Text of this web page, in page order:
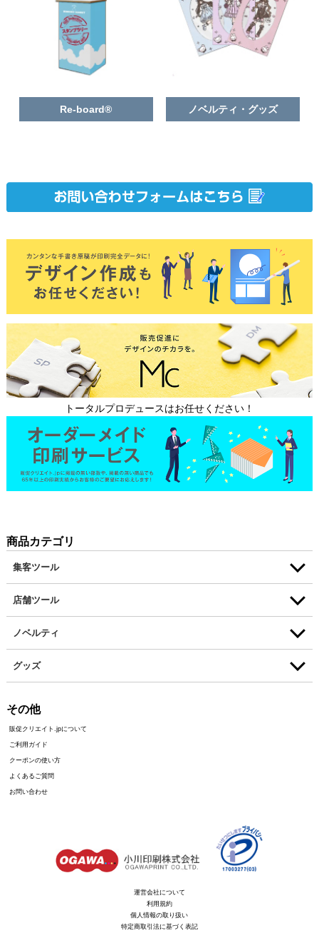
Re-board® ノベルティ・グッズ
トータルプロデュースはお任せください！
商品カテゴリ
集客ツール
店舗ツール
ノベルティ
グッズ
その他
販促クリエイト.jpについて
ご利用ガイド
クーポンの使い方
よくあるご質問
お問い合わせ
運営会社について
利用規約
個人情報の取り扱い
特定商取引法に基づく表記